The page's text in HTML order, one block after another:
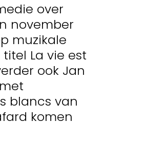
over
november
muzikale
La vie est
ook Jan
blancs van
komen